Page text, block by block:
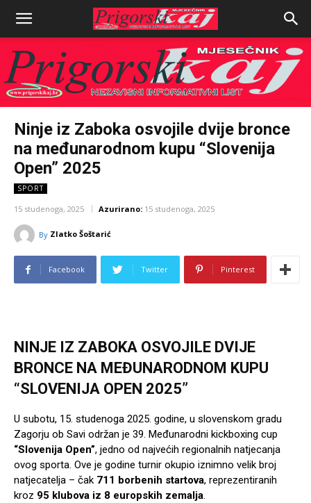
Ninje iz Zaboka osvojile dvije bronce
na međunarodnom kupu “Slovenija
Open” 2025
SPORT
15 studenoga, 2025 Azurirano: 15 studenoga, 2025
By Zlatko Šoštarić
Facebook Twitter Pinterest
NINJE IZ ZABOKA OSVOJILE DVIJE
BRONCE NA MEĐUNARODNOM KUPU
“SLOVENIJA OPEN 2025”
U subotu, 15. studenoga 2025. godine, u slovenskom gradu
Zagorju ob Savi održan je 39. Međunarodni kickboxing cup
“Slovenija Open”, jedno od najvećih regionalnih natjecanja
ovog sporta. Ove je godine turnir okupio iznimno velik broj
natjecatelja – čak 711 borbenih startova, reprezentiranih
kroz 95 klubova iz 8 europskih zemalja.